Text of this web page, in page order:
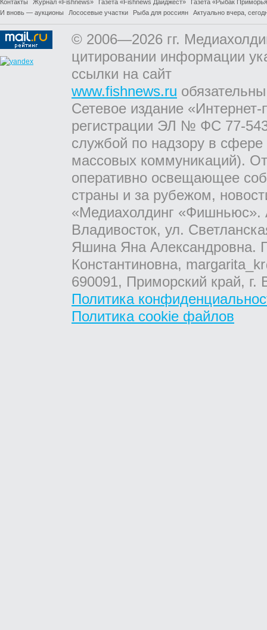
Контакты Журнал «Fishnews» Газета «Fishnews Дайджест»
Газета «Рыбак
И вновь — аукционы
Лососевые участки Рыба для россиян Актуально вчера,
© 2006—2026 гг.
цитировании информации
ссылки на сайт
www.fishnews.ru
Сетевое издание
регистрации ЭЛ № ФС 77-
службой по надзору в
массовых коммуникаций).
оперативно освещающее
страны и за рубежом,
«Медиахолдинг «Фишньюс».
Владивосток, ул.
Яшина Яна Александровна.
Константиновна,
690091, Приморский край,
Политика
Политика cookie файлов